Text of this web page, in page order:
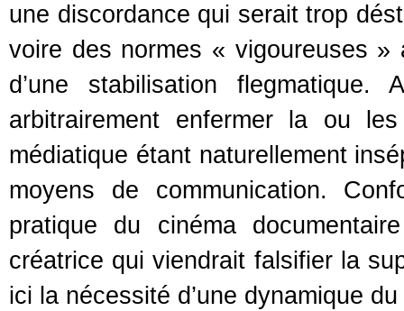
une discordance qui serait trop
voire des normes « vigoureuses
d’une stabilisation
arbitrairement enfermer la ou
médiatique étant naturellement
moyens de communication.
pratique du cinéma
créatrice qui viendrait falsifier la
ici la nécessité d’une dynamique